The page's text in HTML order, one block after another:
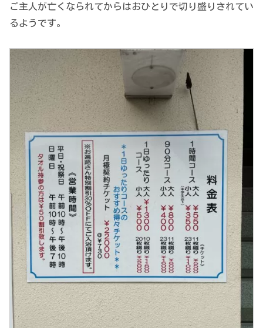
ご主人が亡くなられてからはおひとりで切り盛りされてい
るようです。